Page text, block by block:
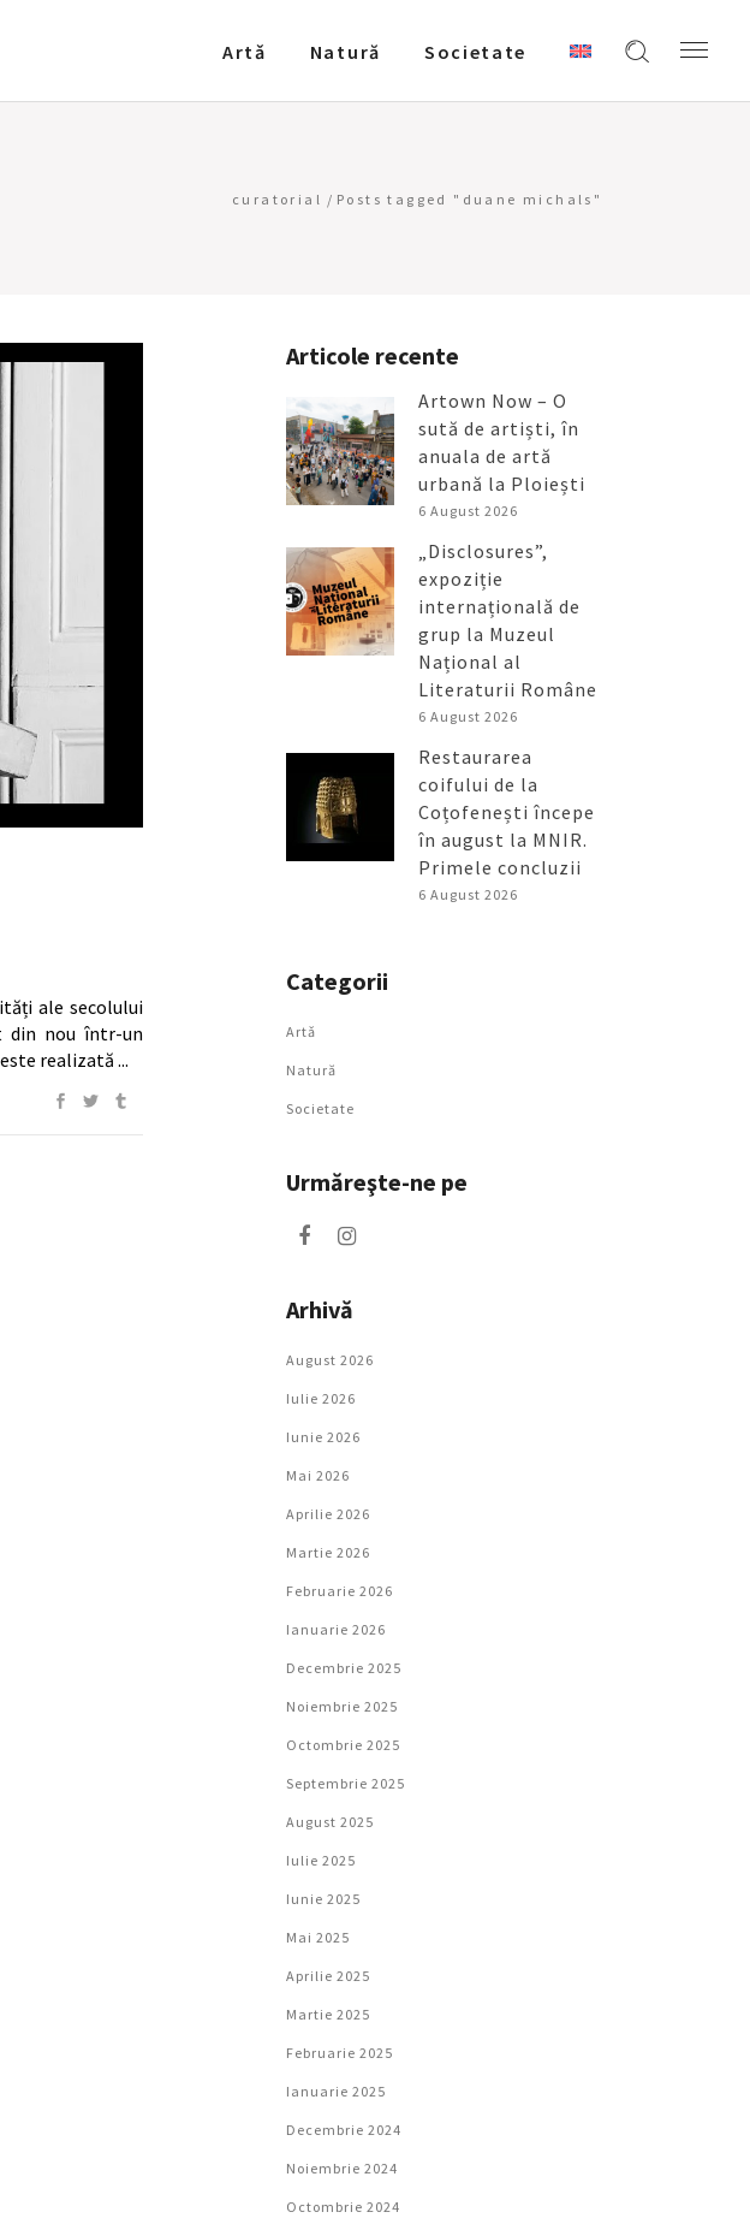
Artǎ Natură Societate
curatorial / Posts tagged "duane michals"
ale secolului
din nou într-un
realizată
Articole recente
Artown Now – O
sută de artiști, în
anuala de artă
urbană la Ploiești
6 August 2026
„Disclosures”,
expoziție
internațională de
grup la Muzeul
Național al
Literaturii Române
6 August 2026
Restaurarea
coifului de la
Coțofenești începe
în august la MNIR.
Primele concluzii
6 August 2026
Categorii
Artǎ
Natură
Societate
Urmăreşte-ne pe
Arhivă
August 2026
Iulie 2026
Iunie 2026
Mai 2026
Aprilie 2026
Martie 2026
Februarie 2026
Ianuarie 2026
Decembrie 2025
Noiembrie 2025
Octombrie 2025
Septembrie 2025
August 2025
Iulie 2025
Iunie 2025
Mai 2025
Aprilie 2025
Martie 2025
Februarie 2025
Ianuarie 2025
Decembrie 2024
Noiembrie 2024
Octombrie 2024